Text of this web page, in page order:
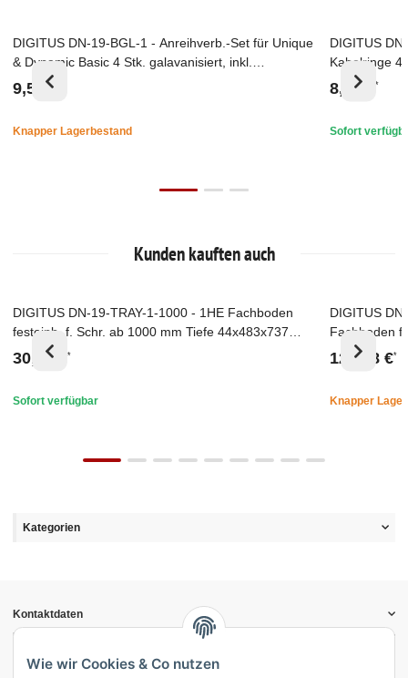
Wie wir Cookies & Co nutzen
Top
DIGITUS DN-19-BGL-1 - Anreihverb.-Set für Unique
& Dynamic Basic 4 Stk. galavanisiert, inkl.
Schrauben
9,57 €
Knapper Lagerbestand
Top
DIGITUS
Kabelringe
8,00 € *
Sofort
Kunden kauften auch
Top
DIGITUS DN-19-TRAY-1-1000 - 1HE Fachboden
festeinb. f. Schr. ab 1000 mm Tiefe 44x483x737
mm, bis 100 kg, grau (RAL 7035)
30,78 € *
Sofort verfügbar
Top
DIGITUS
Fachboden
mm, bis 65
124,28 €*
Knapper
Kategorien
Kontaktdaten
Informationen
Gesetzliche Informationen